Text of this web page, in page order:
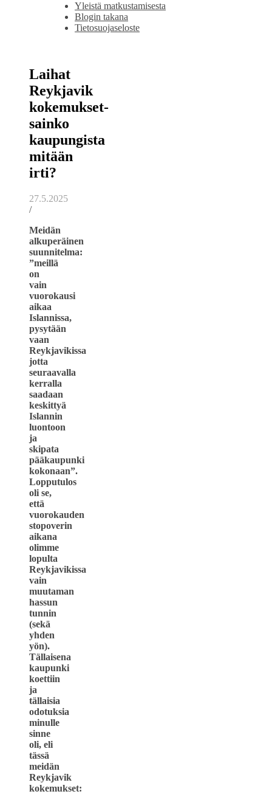
Yleistä matkustamisesta
Blogin takana
Tietosuojaseloste
Laihat
Reykjavik
kokemukset-
sainko
kaupungista
mitään
irti?
27.5.2025
/
Meidän
alkuperäinen
suunnitelma:
”meillä
on
vain
vuorokausi
aikaa
Islannissa,
pysytään
vaan
Reykjavikissa
jotta
seuraavalla
kerralla
saadaan
keskittyä
Islannin
luontoon
ja
skipata
pääkaupunki
kokonaan”.
Lopputulos
oli se,
että
vuorokauden
stopoverin
aikana
olimme
lopulta
Reykjavikissa
vain
muutaman
hassun
tunnin
(sekä
yhden
yön).
Tällaisena
kaupunki
koettiin
ja
tällaisia
odotuksia
minulle
sinne
oli, eli
tässä
meidän
Reykjavik
kokemukset: